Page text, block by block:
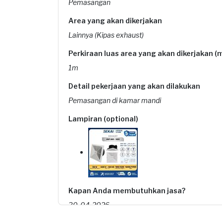
Pemasangan
Area yang akan dikerjakan
Lainnya (Kipas exhaust)
Perkiraan luas area yang akan dikerjakan
1m
Detail pekerjaan yang akan dilakukan
Pemasangan di kamar mandi
Lampiran (optional)
Kapan Anda membutuhkan jasa?
30-04-2026